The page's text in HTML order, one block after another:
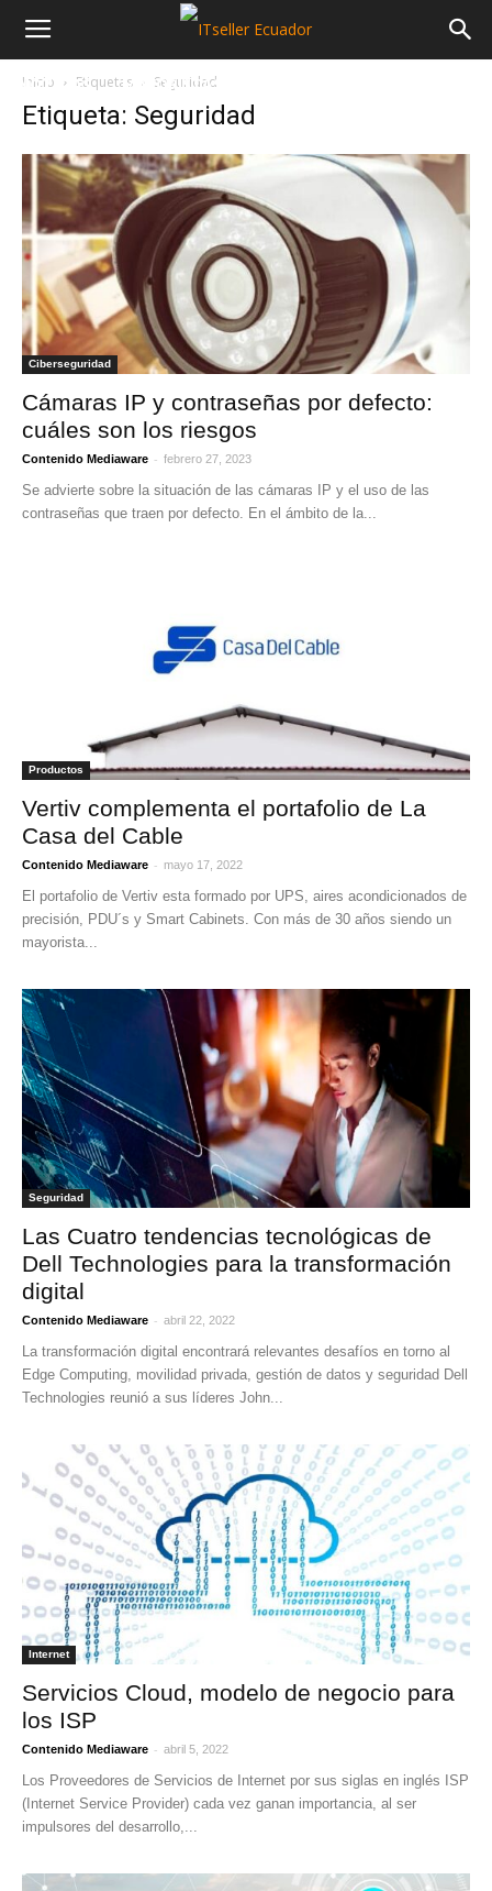
NOTICIAS MAYORISTAS
Inicio Etiquetas Seguridad
Etiqueta: Seguridad
Ciberseguridad
Cámaras IP y contraseñas por defecto:
cuáles son los riesgos
Contenido Mediaware - febrero 27, 2023
Se advierte sobre la situación de las cámaras IP y el uso de las
contraseñas que traen por defecto. En el ámbito de la...
Productos
Vertiv complementa el portafolio de La
Casa del Cable
Contenido Mediaware - mayo 17, 2022
El portafolio de Vertiv esta formado por UPS, aires acondicionados de
precisión, PDU´s y Smart Cabinets. Con más de 30 años siendo un
mayorista...
Seguridad
Las Cuatro tendencias tecnológicas de
Dell Technologies para la transformación
digital
Contenido Mediaware - abril 22, 2022
La transformación digital encontrará relevantes desafíos en torno al
Edge Computing, movilidad privada, gestión de datos y seguridad Dell
Technologies reunió a sus líderes John...
Internet
Servicios Cloud, modelo de negocio para
los ISP
Contenido Mediaware - abril 5, 2022
Los Proveedores de Servicios de Internet por sus siglas en inglés ISP
(Internet Service Provider) cada vez ganan importancia, al ser
impulsores del desarrollo,...